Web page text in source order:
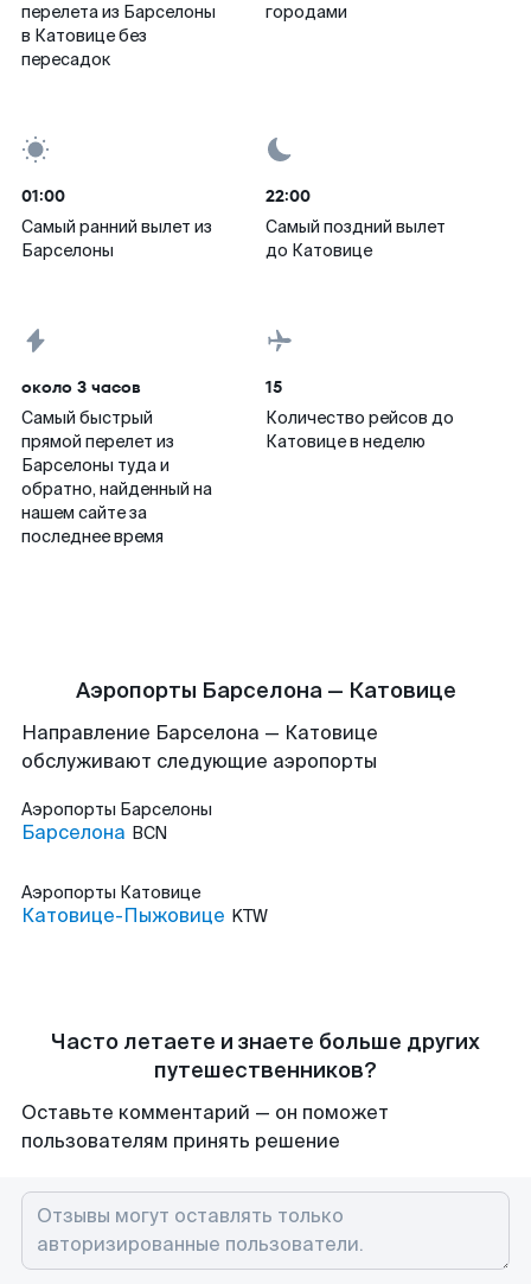
перелета из Барселоны
в Катовице без
пересадок
городами
01:00
Самый ранний вылет из
Барселоны
22:00
Самый поздний вылет
до Катовице
около 3 часов
Самый быстрый
прямой перелет из
Барселоны туда и
обратно, найденный на
нашем сайте за
последнее время
15
Количество рейсов до
Катовице в неделю
Аэропорты Барселона — Катовице
Направление Барселона — Катовице
обслуживают следующие аэропорты
Аэропорты Барселоны
Барселона BCN
Аэропорты Катовице
Катовице-Пыжовице KTW
Часто летаете и знаете больше других
путешественников?
Оставьте комментарий — он поможет
пользователям принять решение